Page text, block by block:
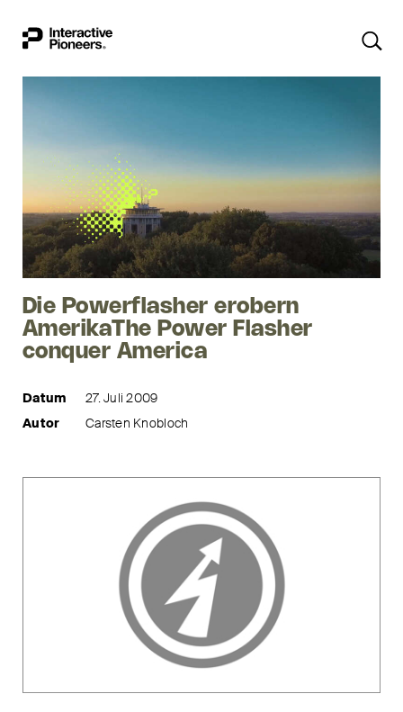
Die Powerflasher erobern
AmerikaThe Power Flasher
conquer America
Datum
27. Juli 2009
Autor
Carsten Knobloch